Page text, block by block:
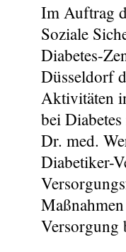
Im Auftrag
Soziale
Diabetes-
Düsseldorf
Aktivitäten
bei
Dr. med.
Diabetiker-
Versorgung